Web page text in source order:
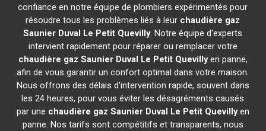
confiance en notre équipe de plombiers expérimentés pour
résoudre tous les problèmes liés à leur chaudière gaz
Saunier Duval Le Petit Quevilly. Notre équipe d'experts
intervient rapidement pour réparer ou remplacer votre
chaudière gaz Saunier Duval Le Petit Quevillyen panne,
afin de vous garantir un confort optimal dans votre maison.
Nous offrons des délais d'intervention rapide, souvent dans
les 24 heures, pour vous éviter les désagréments causés
par une chaudière gaz Saunier Duval Le Petit Quevillyen
panne. Nos tarifs sont compétitifs et transparents, nous